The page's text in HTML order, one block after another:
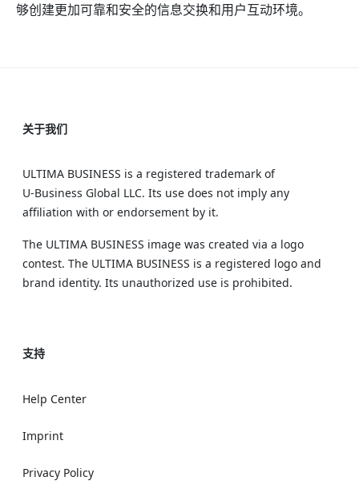
够创建更加可靠和安全的信息交换和用户互动环境。
关于我们
ULTIMA BUSINESS is a registered trademark of
U‑Business Global LLC. Its use does not imply any
affiliation with or endorsement by it.
The ULTIMA BUSINESS image was created via a logo
contest. The ULTIMA BUSINESS is a registered logo and
brand identity. Its unauthorized use is prohibited.
支持
Help Center
Imprint
Privacy Policy